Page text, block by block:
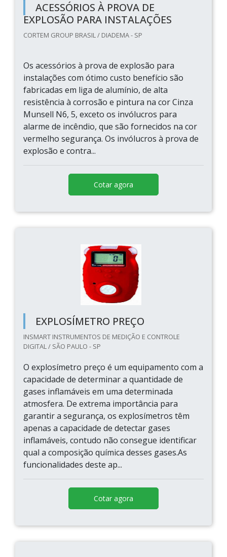
ACESSÓRIOS À PROVA DE
EXPLOSÃO PARA INSTALAÇÕES
CORTEM GROUP BRASIL / DIADEMA - SP
Os acessórios à prova de explosão para
instalações com ótimo custo benefício são
fabricadas em liga de alumínio, de alta
resistência à corrosão e pintura na cor Cinza
Munsell N6, 5, exceto os invólucros para
alarme de incêndio, que são fornecidos na cor
vermelho segurança. Os invólucros à prova de
explosão e contra...
Cotar agora
EXPLOSÍMETRO PREÇO
INSMART INSTRUMENTOS DE MEDIÇÃO E CONTROLE
DIGITAL / SÃO PAULO - SP
O explosímetro preço é um equipamento com a
capacidade de determinar a quantidade de
gases inflamáveis em uma determinada
atmosfera. De extrema importância para
garantir a segurança, os explosímetros têm
apenas a capacidade de detectar gases
inflamáveis, contudo não consegue identificar
qual a composição química desses gases.As
funcionalidades deste ap...
Cotar agora